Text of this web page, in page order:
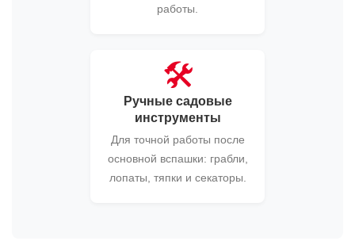
работы.
🛠️
Ручные садовые
инструменты
Для точной работы после
основной вспашки: грабли,
лопаты, тяпки и секаторы.